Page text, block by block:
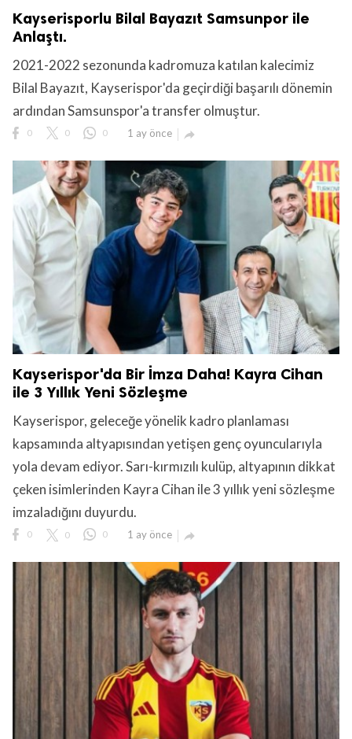
Kayserisporlu Bilal Bayazıt Samsunpor ile
Anlaştı.
2021-2022 sezonunda kadromuza katılan kalecimiz
Bilal Bayazıt, Kayserispor'da geçirdiği başarılı dönemin
ardından Samsunspor'a transfer olmuştur.
0 0 0 1 ay önce 
Kayserispor'da Bir İmza Daha! Kayra Cihan
ile 3 Yıllık Yeni Sözleşme
Kayserispor, geleceğe yönelik kadro planlaması
kapsamında altyapısından yetişen genç oyuncularıyla
yola devam ediyor. Sarı-kırmızılı kulüp, altyapının dikkat
çeken isimlerinden Kayra Cihan ile 3 yıllık yeni sözleşme
imzaladığını duyurdu.
0 0 0 1 ay önce 